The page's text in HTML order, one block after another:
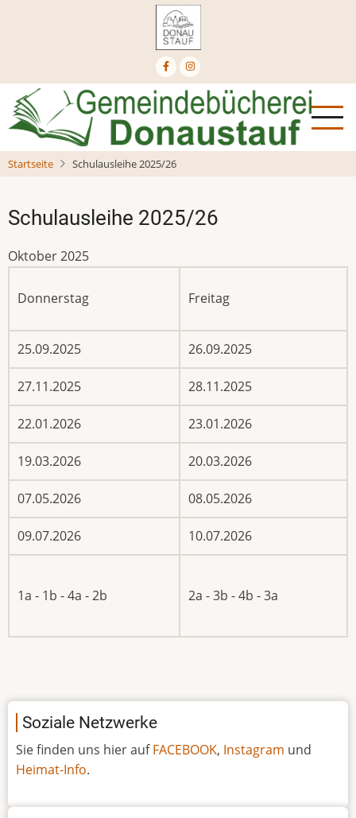
Startseite Schulausleihe 2025/26
Schulausleihe 2025/26
Oktober 2025
Donnerstag Freitag
25.09.2025 26.09.2025
27.11.2025 28.11.2025
22.01.2026 23.01.2026
19.03.2026 20.03.2026
07.05.2026 08.05.2026
09.07.2026 10.07.2026
1a - 1b - 4a - 2b 2a - 3b - 4b - 3a
Soziale Netzwerke
Sie finden uns hier aufFACEBOOK, Instagram und
Heimat-Info.